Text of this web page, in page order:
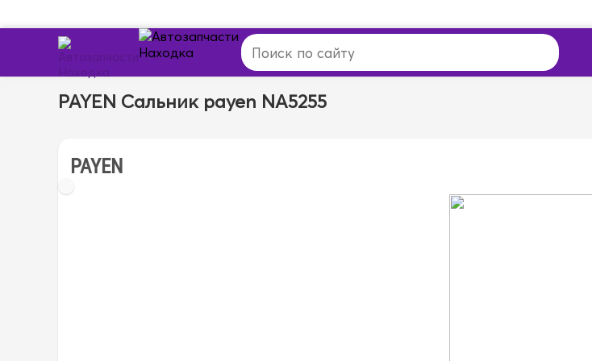
PAYEN Сальник payen NA5255
PAYEN